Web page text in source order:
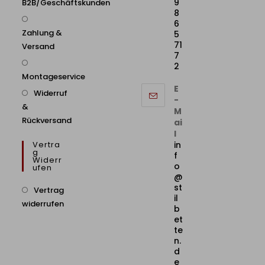
B2B/Geschäftskunden
Zahlung &
Versand
Montageservice
Widerruf
&
Rückversand
Vertra
G
Widerr
Ufen
Vertrag
widerrufen
9
8
6
5
71
7
2
E
-
M
ai
l
in
f
o
@
st
il
b
et
te
n.
d
e